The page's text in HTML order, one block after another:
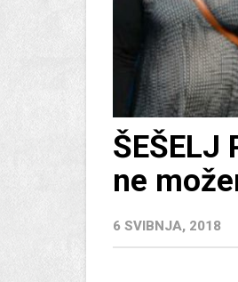
ŠEŠELJ
ne
6 SVIBNJA, 2018